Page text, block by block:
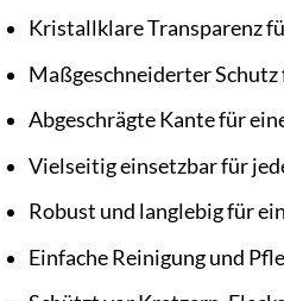
Kristallklare Transparenz
Maßgeschneiderter Schutz
Abgeschrägte Kante für
Vielseitig einsetzbar für
Robust und langlebig für
Einfache Reinigung und